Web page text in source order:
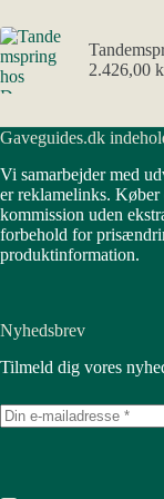
2.426,00
Gaveguides.dk
Vi samarbejder med
er reklamelinks. Køber
kommission uden
forbehold for
produktinformation.
Nyhedsbrev
Tilmeld dig vores